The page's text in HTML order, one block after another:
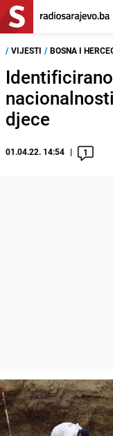
/ VIJESTI / BOSNA I
djece
01.04.22. 14:54 1